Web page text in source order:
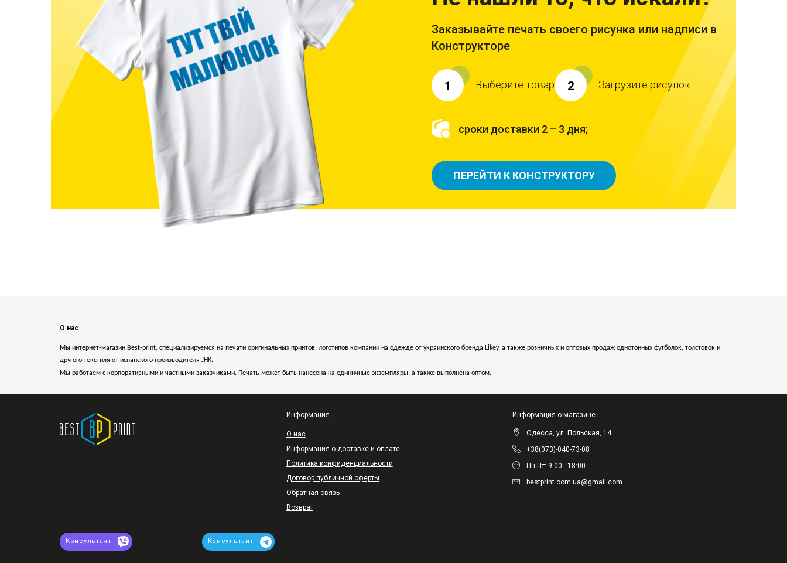
Заказывайте печать своего рисунка или надписи в
Конструкторе
1 Выберите товар 2 Загрузите рисунок
сроки доставки 2 – 3 дня;
ПЕРЕЙТИ К КОНСТРУКТОРУ
О нас
Мы интернет-магазин Best-print, специализируемся на печати оригинальных принтов, логотипов компании на одежде от украинского бренда Likey, а также розничных и оптовых продаж однотонных футболок, толстовок и
другого текстиля от испанского производителя JHK.
Мы работаем с корпоративными и частными заказчиками. Печать может быть нанесена на единичные экземпляры, а также выполнена оптом.
Информация
O нас
Информация о доставке и оплате
Политика конфиденциальности
Договор публичной оферты
Обратная связь
Возврат
Информация о магазине
Одесса, ул. Польская, 14
+38(073)-040-73-08
Пн-Пт: 9:00 - 18:00
bestprint.com.ua@gmail.com
Консультант Консультант